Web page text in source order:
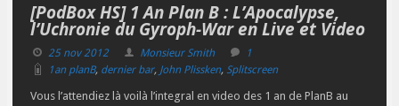
[PodBox HS] 1 An Plan B : L’Apocalypse,
l’Uchronie du Gyroph-War en Live et Video
25 nov 2012 Monsieur Smith
1
1an planB, dernier bar, John Plissken, Splitscreen
Vous l’attendiez là voilà l’integral en video des 1 an de PlanB au